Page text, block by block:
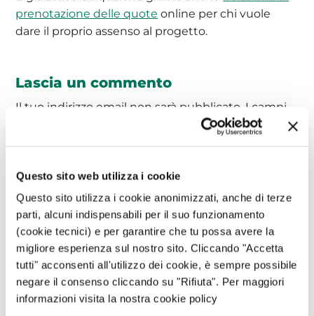
Questo sito web utilizza i cookie
Questo sito utilizza i cookie anonimizzati, anche di terze
parti, alcuni indispensabili per il suo funzionamento
(cookie tecnici) e per garantire che tu possa avere la
migliore esperienza sul nostro sito. Cliccando "Accetta
tutti" acconsenti all'utilizzo dei cookie, è sempre possibile
negare il consenso cliccando su "Rifiuta". Per maggiori
informazioni visita la nostra cookie policy
prenotazione delle quote online per chi vuole
dare il proprio assenso al progetto.
Lascia un commento
Il tuo indirizzo email non sarà pubblicato. I campi
Nome*